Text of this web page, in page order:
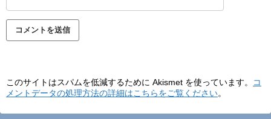
このサイトはスパムを低減するために Akismet を使っています。
コ
メントデータの処理方法の詳細はこちらをご覧ください。